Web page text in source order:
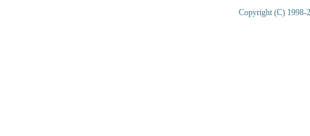
Copyright (C) 1998-